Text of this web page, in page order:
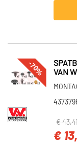
-70%
VAN
€
€